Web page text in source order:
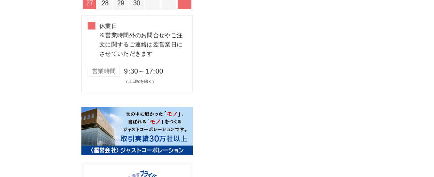
27
28 29 30
休業日
※営業時間外のお問合せやご注
文に関するご連絡は翌営業日に
させていただきます
営業時間 9:30～17:00
（土日祝を除く）